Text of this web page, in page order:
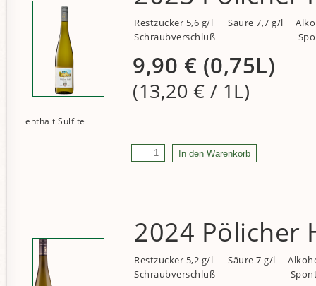
Restzucker 5,6 g/l Säure 7,7 g/l
Schraubverschluß
9,90 € (0,75L)
(13,20 € / 1L)
2024 Pölicher
Restzucker 5,2 g/l Säure 7 g/l
Schraubverschluß